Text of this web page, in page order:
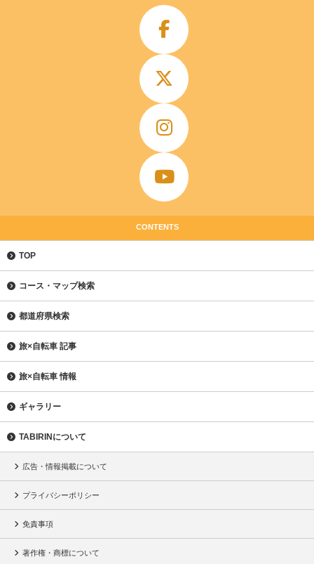
CONTENTS
TOP
コース・マップ検索
都道府県検索
旅×自転車 記事
旅×自転車 情報
ギャラリー
TABIRINについて
広告・情報掲載について
プライバシーポリシー
免責事項
著作権・商標について